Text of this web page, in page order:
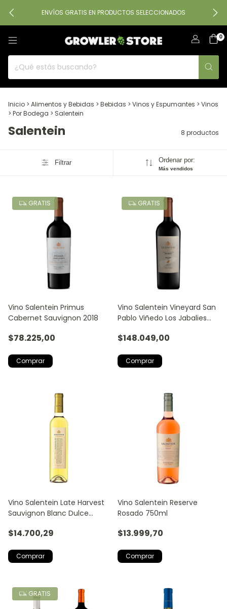
ENVÍOS GRATIS EN PRODUCTOS SELECCIONADOS
0
Inicio > Alimentos y Bebidas > Bebidas > Vinos y Espumantes > Vinos
> Por Bodega > Salentein
Salentein 8 productos
Filtrar Ordenar por:
Más vendidos
GRATIS
Vino Salentein Primus
Cabernet Sauvignon 2018
$78.225,00
GRATIS
Vino Salentein Vineyard San
Pablo Viñedo Los Jabalies
$148.049,00
Vino Salentein Late Harvest
Sauvignon Blanc Dulce
$14.700,29
Vino Salentein Reserve
Rosado 750ml
$13.999,70
GRATIS